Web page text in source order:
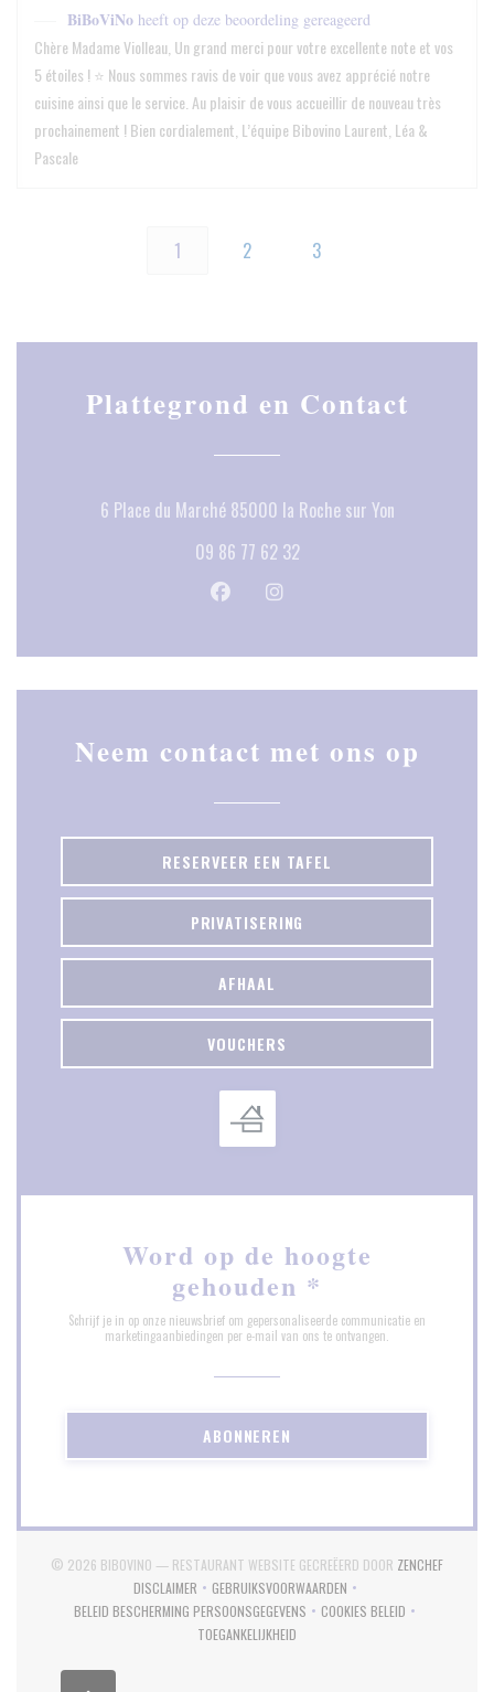
BiBoViNo heeft op deze beoordeling gereageerd
Chère Madame Violleau, Un grand merci pour votre excellente note et vos
5 étoiles ! ⭐️ Nous sommes ravis de voir que vous avez apprécié notre
cuisine ainsi que le service. Au plaisir de vous accueillir de nouveau très
prochainement ! Bien cordialement, L’équipe Bibovino Laurent, Léa &
Pascale
1 2 3
Plattegrond en Contact
6 Place du Marché 85000 la Roche sur Yon((opent in een
09 86 77 62 32
Facebook ((opent in een nieuw
Instagram ((opent in een
Neem contact met ons op
RESERVEER EEN TAFEL
PRIVATISERING
AFHAAL
VOUCHERS
Word op de hoogte
gehouden *
Schrijf je in op onze nieuwsbrief om gepersonaliseerde communicatie en
marketingaanbiedingen per e-mail van ons te ontvangen.
ABONNEREN
© 2026 BIBOVINO — RESTAURANT WEBSITE GECREËERD DOOR ZENCHEF((OPENT
DISCLAIMER
((OPENT IN EEN NIEUW VENSTER))
GEBRUIKSVOORWAARDEN
((OPENT IN EEN NIEUW VENSTER))
BELEID BESCHERMING PERSOONSGEGEVENS
((OPENT IN EEN NIEUW VENSTER))
COOKIES BELEID
((OPENT IN EEN NIEUW
TOEGANKELIJKHEID
((OPENT IN EEN NIEUW VENSTER))